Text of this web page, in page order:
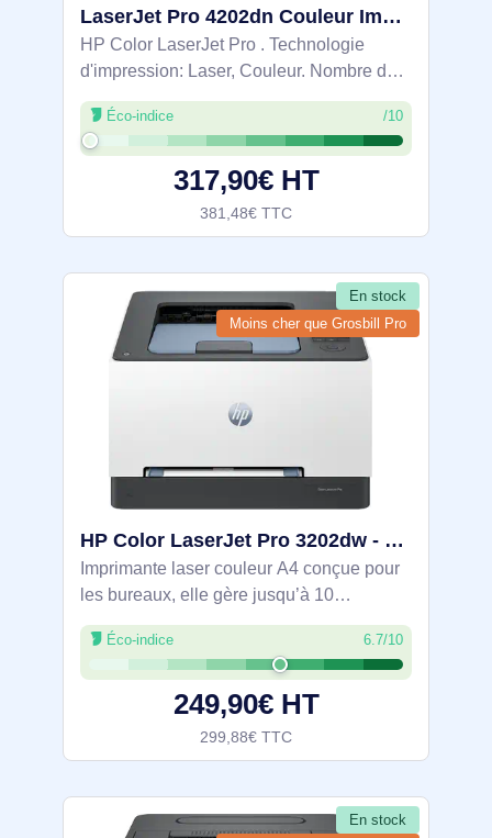
LaserJet Pro 4202dn Couleur Imprimante, Ethernet uniquement; Recto verso - 4RA87F
HP Color LaserJet Pro . Technologie
d'impression: Laser, Couleur. Nombre de
cartouches d'impression: 4, Cycle de
service (Maximum): 50000 pages par
mois. Résolution maximale: 600 x 600
DPI. Taille de
Éco-indice /10
317,90€ HT
381,48€ TTC
En stock
Moins cher que Grosbill Pro
HP Color LaserJet Pro 3202dw - 499R0F#B19
Imprimante laser couleur A4 conçue pour
les bureaux, elle gère jusqu’à 10
utilisateurs avec 25 ppm en noir et en
couleur et l’impression recto verso
automatique. Résolution 600 x 600 dpi,
Éco-indice 6.7/10
249,90€ HT
299,88€ TTC
En stock